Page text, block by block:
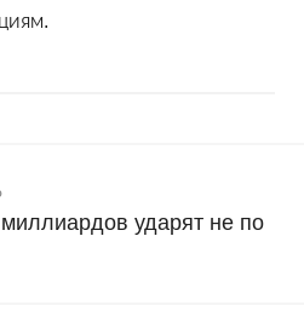
ударят не по